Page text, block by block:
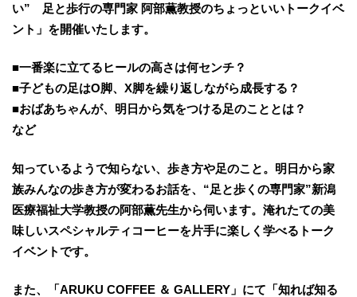
い” 足と歩行の専門家 阿部薫教授のちょっといいトークイベ
ント」を開催いたします。
■一番楽に立てるヒールの高さは何センチ？
■子どもの足はO脚、X脚を繰り返しながら成長する？
■おばあちゃんが、明日から気をつける足のこととは？
など
知っているようで知らない、歩き方や足のこと。明日から家
族みんなの歩き方が変わるお話を、“足と歩くの専門家”新潟
医療福祉大学教授の阿部薫先生から伺います。淹れたての美
味しいスペシャルティコーヒーを片手に楽しく学べるトーク
イベントです。
また、「ARUKU COFFEE ＆ GALLERY」にて「知れば知る